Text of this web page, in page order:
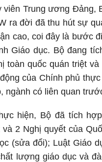
viên Trung ương
ra đời đã thu hút sự
cao, coi đây là bước
Giáo dục. Bộ đang
toàn quốc quán triệt
của Chính phủ
ngành có liên quan
hiện, Bộ đã tích
2 Nghị quyết của
(sửa đổi); Luật Giáo
lượng giáo dục và